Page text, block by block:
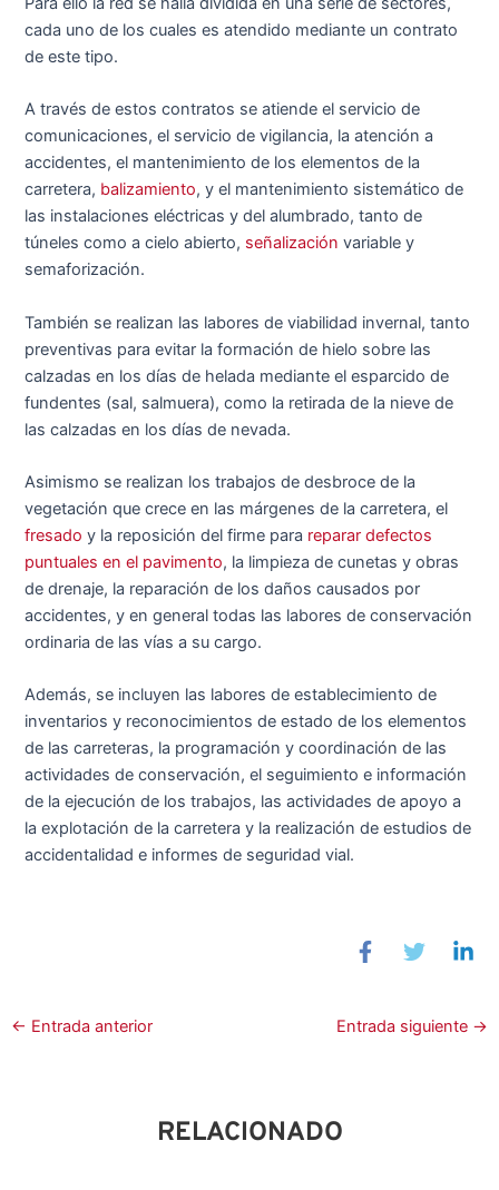
cada uno de los cuales es atendido mediante un contrato
de este tipo.
A través de estos contratos se atiende el servicio de
comunicaciones, el servicio de vigilancia, la atención a
accidentes, el mantenimiento de los elementos de la
carretera, balizamiento, y el mantenimiento sistemático de
las instalaciones eléctricas y del alumbrado, tanto de
túneles como a cielo abierto, señalización variable y
semaforización.
También se realizan las labores de viabilidad invernal, tanto
preventivas para evitar la formación de hielo sobre las
calzadas en los días de helada mediante el esparcido de
fundentes (sal, salmuera), como la retirada de la nieve de
las calzadas en los días de nevada.
Asimismo se realizan los trabajos de desbroce de la
vegetación que crece en las márgenes de la carretera, el
fresado y la reposición del firme para reparar defectos
puntuales en el pavimento, la limpieza de cunetas y obras
de drenaje, la reparación de los daños causados por
accidentes, y en general todas las labores de conservación
ordinaria de las vías a su cargo.
Además, se incluyen las labores de establecimiento de
inventarios y reconocimientos de estado de los elementos
de las carreteras, la programación y coordinación de las
actividades de conservación, el seguimiento e información
de la ejecución de los trabajos, las actividades de apoyo a
la explotación de la carretera y la realización de estudios de
accidentalidad e informes de seguridad vial.
← Entrada anterior Entrada siguiente →
RELACIONADO